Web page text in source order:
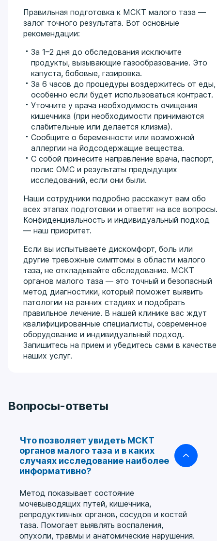
Правильная подготовка к МСКТ малого таза —
залог точного результата. Вот основные
рекомендации:
За 1–2 дня до обследования исключите
продукты, вызывающие газообразование. Это
капуста, бобовые, газировка.
За 6 часов до процедуры воздержитесь от еды,
особенно если будет использоваться контраст.
Уточните у врача необходимость очищения
кишечника (при необходимости принимаются
слабительные или делается клизма).
Сообщите о беременности или возможной
аллергии на йодсодержащие вещества.
С собой принесите направление врача, паспорт,
полис ОМС и результаты предыдущих
исследований, если они были.
Наши сотрудники подробно расскажут вам обо
всех этапах подготовки и ответят на все вопросы.
Конфиденциальность и индивидуальный подход
— наш приоритет.
Если вы испытываете дискомфорт, боль или
другие тревожные симптомы в области малого
таза, не откладывайте обследование. МСКТ
органов малого таза — это точный и безопасный
метод диагностики, который поможет выявить
патологии на ранних стадиях и подобрать
правильное лечение. В нашей клинике вас ждут
квалифицированные специалисты, современное
оборудование и индивидуальный подход.
Запишитесь на прием и убедитесь сами в качестве
наших услуг.
Вопросы-ответы
Что позволяет увидеть МСКТ
органов малого таза и в каких
случаях исследование наиболее
информативно?
Метод показывает состояние
мочевыводящих путей, кишечника,
репродуктивных органов, сосудов и костей
таза. Помогает выявлять воспаления,
опухоли, травмы и анатомические нарушения.